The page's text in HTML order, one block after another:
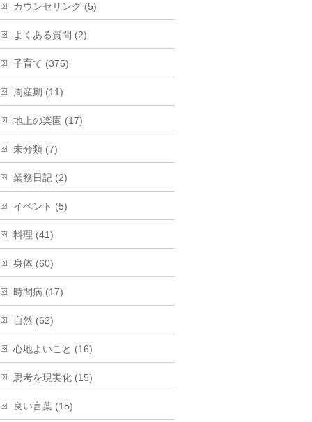
カウンセリング (5)
よくある質問 (2)
子育て (375)
周産期 (11)
地上の楽園 (17)
未分類 (7)
業務日記 (2)
イベント (5)
料理 (41)
身体 (60)
時間病 (17)
自然 (62)
心地よいこと (16)
思考を現実化 (15)
良い言葉 (15)